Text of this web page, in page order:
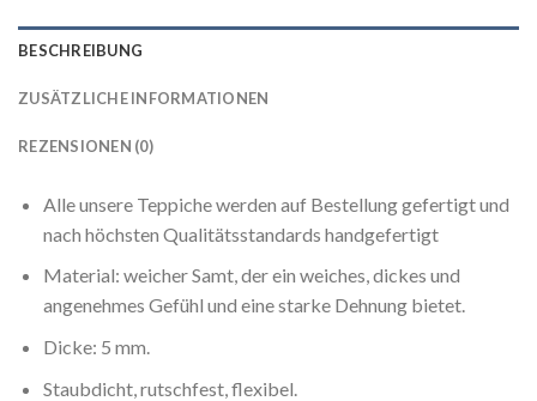
BESCHREIBUNG
ZUSÄTZLICHE INFORMATIONEN
REZENSIONEN (0)
Alle unsere Teppiche werden auf Bestellung gefertigt und
nach höchsten Qualitätsstandards handgefertigt
Material: weicher Samt, der ein weiches, dickes und
angenehmes Gefühl und eine starke Dehnung bietet.
Dicke: 5 mm.
Staubdicht, rutschfest, flexibel.